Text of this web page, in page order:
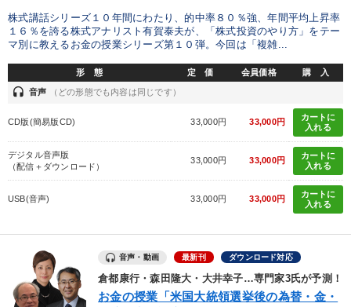
株式講話シリーズ１０年間にわたり、的中率８０％強、年間平均上昇率
１６％を誇る株式アナリスト有賀泰夫が、「株式投資のやり方」をテー
マ別に教えるお金の授業シリーズ第１０弾。今回は「複雑...
形 態 定 価 会員価格 購 入
headset 音声 （どの形態でも内容は同じです）
CD版(簡易版CD) 33,000円 33,000円
カートに
入れる
デジタル音声版
（配信＋ダウンロード）
33,000円 33,000円
カートに
入れる
USB(音声) 33,000円 33,000円
カートに
入れる
音声・動画 最新刊 ダウンロード対応
倉都康行・森田隆大・大井幸子…専門家3氏が予測！
お金の授業「米国大統領選挙後の為替・金・